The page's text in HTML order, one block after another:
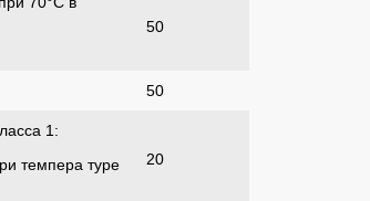
50
50
1:
темпера­ туре
20